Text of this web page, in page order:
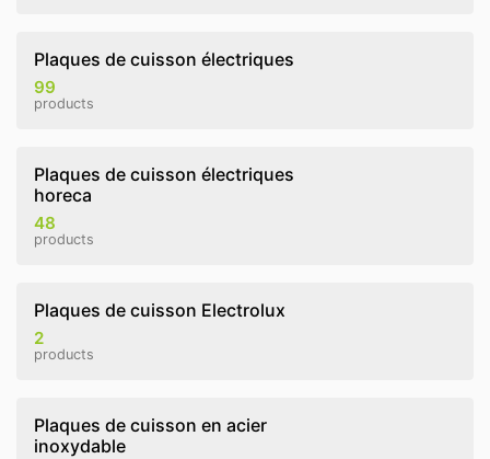
Plaques de cuisson électriques
99
products
Plaques de cuisson électriques
horeca
48
products
Plaques de cuisson Electrolux
2
products
Plaques de cuisson en acier
inoxydable